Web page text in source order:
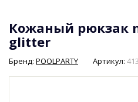
Кожаный рюкзак
glitter
Бренд: POOLPARTY Артикул: